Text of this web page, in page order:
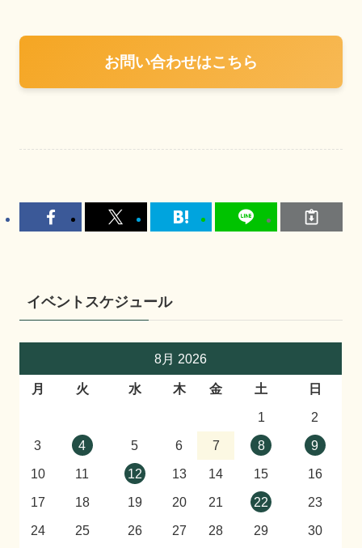
お問い合わせはこちら
イベントスケジュール
8月 2026
月 火 水 木 金 土
日
1
2
3
4 5 6 7 8
9
10
11 12 13 14 15
16
17
18 19 20 21 22
23
24
25 26 27 28 29
30